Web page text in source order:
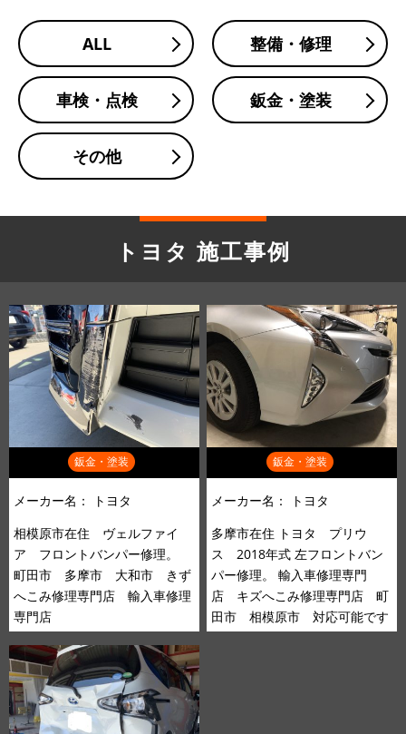
ALL 整備・修理
車検・点検 鈑金・塗装
その他
トヨタ 施工事例
鈑金・塗装
メーカー名：
トヨタ
相模原市在住 ヴェルファイ
ア フロントバンパー修理。
町田市 多摩市 大和市 きず
へこみ修理専門店 輸入車修理
専門店
鈑金・塗装
メーカー名：
トヨタ
多摩市在住 トヨタ プリウ
ス 2018年式 左フロントバン
パー修理。 輸入車修理専門
店 キズへこみ修理専門店 町
田市 相模原市 対応可能です